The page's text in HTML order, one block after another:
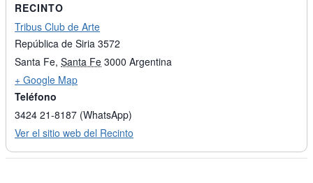
RECINTO
Tribus Club de Arte
República de Siria 3572
Santa Fe, Santa Fe 3000 Argentina
+ Google Map
Teléfono
3424 21-8187 (WhatsApp)
Ver el sitio web del Recinto